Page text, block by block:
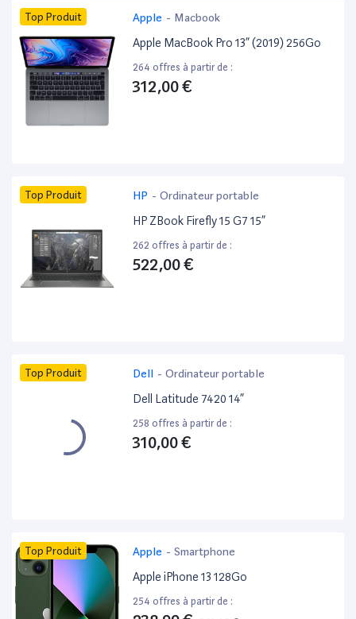
Top Produit Apple - Macbook
Apple MacBook Pro 13” (2019) 256Go
264 offres à partir de :
312,00 €
Top Produit HP - Ordinateur portable
HP ZBook Firefly 15 G7 15”
262 offres à partir de :
522,00 €
Top Produit Dell - Ordinateur portable
Dell Latitude 7420 14”
258 offres à partir de :
310,00 €
Top Produit Apple - Smartphone
Apple iPhone 13 128Go
254 offres à partir de :